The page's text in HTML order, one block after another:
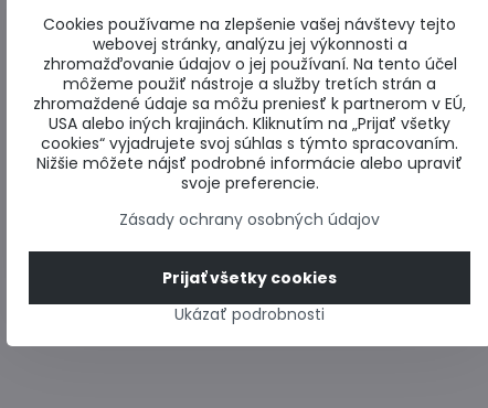
Cookies používame na zlepšenie vašej návštevy tejto
webovej stránky, analýzu jej výkonnosti a
zhromažďovanie údajov o jej používaní. Na tento účel
môžeme použiť nástroje a služby tretích strán a
zhromaždené údaje sa môžu preniesť k partnerom v EÚ,
USA alebo iných krajinách. Kliknutím na „Prijať všetky
cookies“ vyjadrujete svoj súhlas s týmto spracovaním.
Nižšie môžete nájsť podrobné informácie alebo upraviť
svoje preferencie.
Zásady ochrany osobných údajov
Ukázať podrobnosti
Prijať všetky cookies